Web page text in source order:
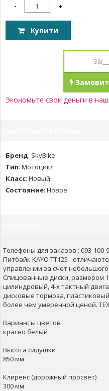
- +
Купити
Экономьте свои деньги в
Бренд: SkyBike
Тип: Мотоцикл
Класс: Новый
Состояние: Новое
Телефоны для заказов : 093-100-
Питбайк KAYO TT125 -
управлении за счет
Спицованные диски, размером
цилиндровый, 4-х тактный
дисковые тормоза,
более чем умеренной ценой.
Варианты цветов
красно белый
Высота сидушки
850 мм
Клиренс (дорожный просвет)
300 мм